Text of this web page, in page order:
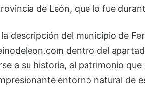
de León, que lo fue
descripción del municipio de
dentro del
a su historia, al patrimonio
entorno natural de